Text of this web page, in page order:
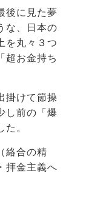
後に見た夢
な、日本の
を丸々３つ
超お金持ち
掛けて節操
し前の「爆
。
絡合の精
拝金主義へ